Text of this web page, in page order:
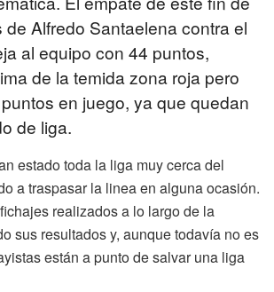
Alfredo Santaelena contra el
al equipo con 44 puntos,
de la temida zona roja pero
en juego, ya que quedan
de liga.
estado toda la liga muy cerca del
a traspasar la linea en alguna ocasión.
realizados a lo largo de la
sus resultados y, aunque todavía no es
están a punto de salvar una liga